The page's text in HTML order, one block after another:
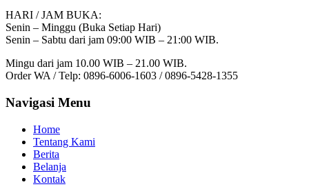
HARI / JAM BUKA:
Senin – Minggu (Buka Setiap Hari)
Senin – Sabtu dari jam 09:00 WIB – 21:00 WIB.
Mingu dari jam 10.00 WIB – 21.00 WIB.
Order WA / Telp: 0896-6006-1603 / 0896-5428-1355
Navigasi Menu
Home
Tentang Kami
Berita
Belanja
Kontak